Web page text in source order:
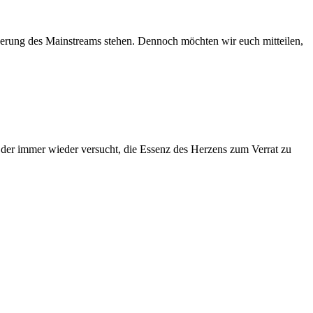
des Mainstreams stehen. Dennoch möchten wir euch mitteilen,
immer wieder versucht, die Essenz des Herzens zum Verrat zu